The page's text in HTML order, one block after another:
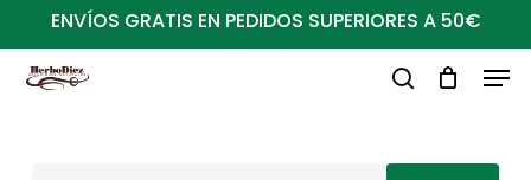
al
contenido
ENVÍOS GRATIS EN PEDIDOS SUPERIORES A 50€
Close